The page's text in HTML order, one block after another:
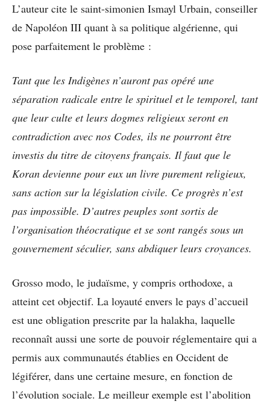
L’auteur cite le saint-simonien Ismayl Urbain, conseiller
de Napoléon III quant à sa politique algérienne, qui
pose parfaitement le problème :
Tant que les Indigènes n’auront pas opéré une
séparation radicale entre le spirituel et le temporel, tant
que leur culte et leurs dogmes religieux seront en
contradiction avec nos Codes, ils ne pourront être
investis du titre de citoyens français. Il faut que le
Koran devienne pour eux un livre purement religieux,
sans action sur la législation civile. Ce progrès n’est
pas impossible. D’autres peuples sont sortis de
l’organisation théocratique et se sont rangés sous un
gouvernement séculier, sans abdiquer leurs croyances.
Grosso modo, le judaïsme, y compris orthodoxe, a
atteint cet objectif. La loyauté envers le pays d’accueil
est une obligation prescrite par la halakha, laquelle
reconnaît aussi une sorte de pouvoir réglementaire qui a
permis aux communautés établies en Occident de
légiférer, dans une certaine mesure, en fonction de
l’évolution sociale. Le meilleur exemple est l’abolition